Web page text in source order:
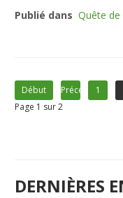
Publié dans Quête
Début Précédent1
Page 1 sur 2
DERNIÈRES